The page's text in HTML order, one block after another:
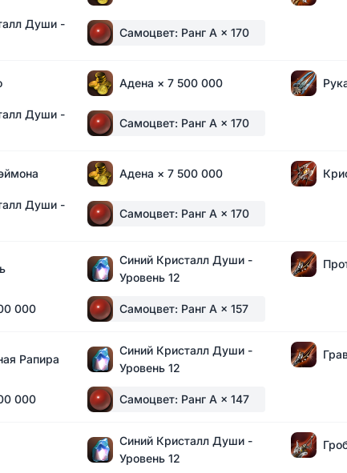
Души -
Самоцвет: Ранг A × 170
Адена × 7 500 000
Души -
Самоцвет: Ранг A × 170
Адена × 7 500 000
Души -
Самоцвет: Ранг A × 170
Синий Кристалл Души -
Уровень 12
000 Самоцвет: Ранг A × 157
Рапира
Синий Кристалл Души -
Уровень 12
000 Самоцвет: Ранг A × 147
Синий Кристалл Души -
Уровень 12